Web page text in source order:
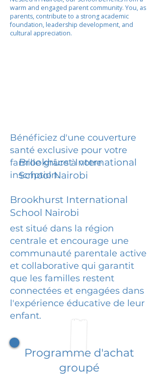
warm and engaged parent community. You, as
parents, contribute to a strong academic
foundation, leadership development, and
cultural appreciation.
Bénéficiez d'une couverture
santé exclusive pour votre
famille grâce à votre
inscription.
Brookhurst International
School Nairobi
Brookhurst International
School Nairobi
est situé dans la région
centrale et encourage une
communauté parentale active
et collaborative qui garantit
que les familles restent
connectées et engagées dans
l'expérience éducative de leur
enfant.
Programme d'achat
groupé